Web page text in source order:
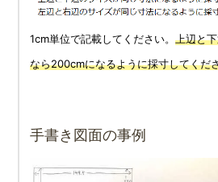
1cm単位で記載してください。上辺と
なら200cmになるように採寸してくだ
手書き図面の事例